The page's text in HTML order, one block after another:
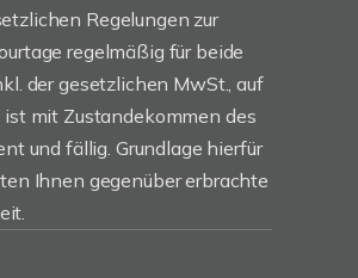
Regelungen zur
regelmäßig für beide
der gesetzlichen MwSt., auf
mit Zustandekommen des
und fällig. Grundlage hierfür
Ihnen gegenüber erbrachte